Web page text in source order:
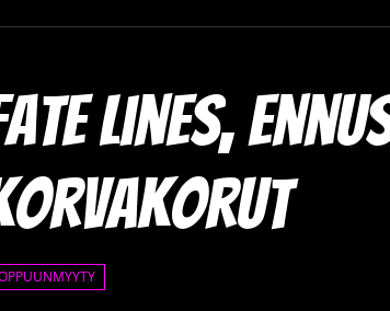
Lines,